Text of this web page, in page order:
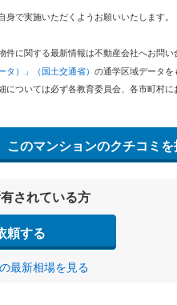
で実施いただくようお願いいたします。
に関する最新情報は不動産会社へお問い
タ）」（国土交通省） の通学区域データを
ついては必ず各教育委員会、各市町村に
このマンションのクチコミ
されている方
頼する
最新相場を見る